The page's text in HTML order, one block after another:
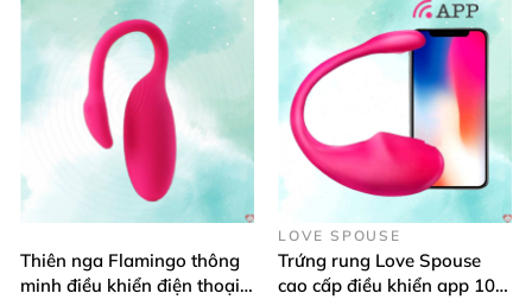
Trứng rung cá voi điều khiển có sưởi ấm DC88A chính hãng tại
Thiên nga Flamingo thông
minh điều khiển điện thoại
LOVE SPOUSE
Trứng rung Love Spouse
cao cấp điều khiển app 10